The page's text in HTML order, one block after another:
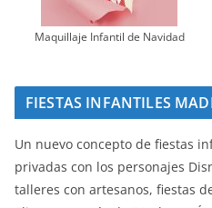
Maquillaje Infantil de Navidad
FIESTAS INFANTILES
Un nuevo concepto de fiestas
privadas con los personajes
talleres con artesanos, fiestas